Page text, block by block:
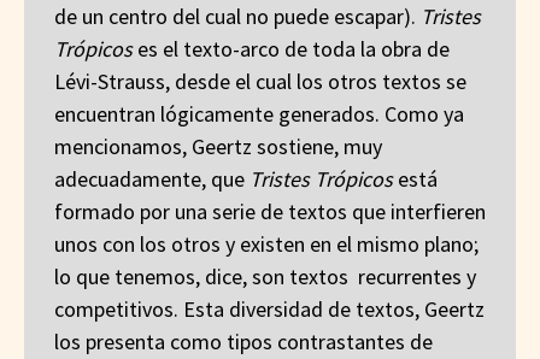
de un centro del cual no puede escapar). Tristes
Trópicoses el texto-arco de toda la obra de
Lévi-Strauss, desde el cual los otros textos se
encuentran lógicamente generados. Como ya
mencionamos, Geertz sostiene, muy
adecuadamente, que Tristes Trópicosestá
formado por una serie de textos que interfieren
unos con los otros y existen en el mismo plano;
lo que tenemos, dice, son textos recurrentes y
competitivos. Esta diversidad de textos, Geertz
los presenta como tipos contrastantes de